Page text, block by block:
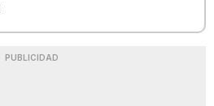
PUBLICIDAD